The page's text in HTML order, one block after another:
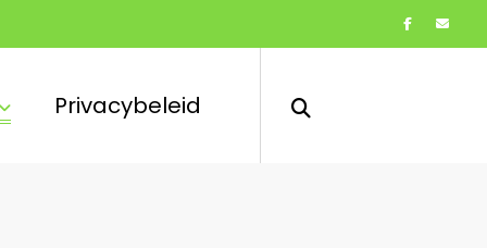
Privacybeleid